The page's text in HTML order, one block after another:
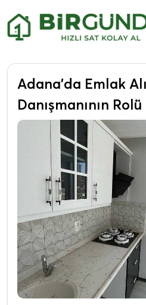
Adana’da Emlak
Danışmanının Rolü